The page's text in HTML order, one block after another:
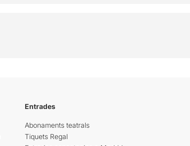
Entrades
Abonaments teatrals
Tiquets Regal